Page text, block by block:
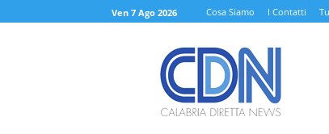
Ven 7 Ago 2026 Cosa Siamo I Contatti